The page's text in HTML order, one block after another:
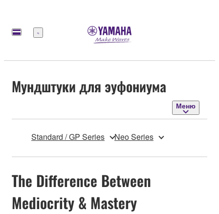
Меню
Мундштуки для эуфониума
Меню
Standard / GP Series Neo Series
The Difference Between
Mediocrity & Mastery